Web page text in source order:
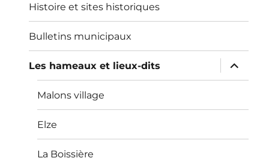
Histoire et sites historiques
Bulletins municipaux
Les hameaux et lieux-dits
ouvrir
le
sous-
Malons village
Elze
La Boissière